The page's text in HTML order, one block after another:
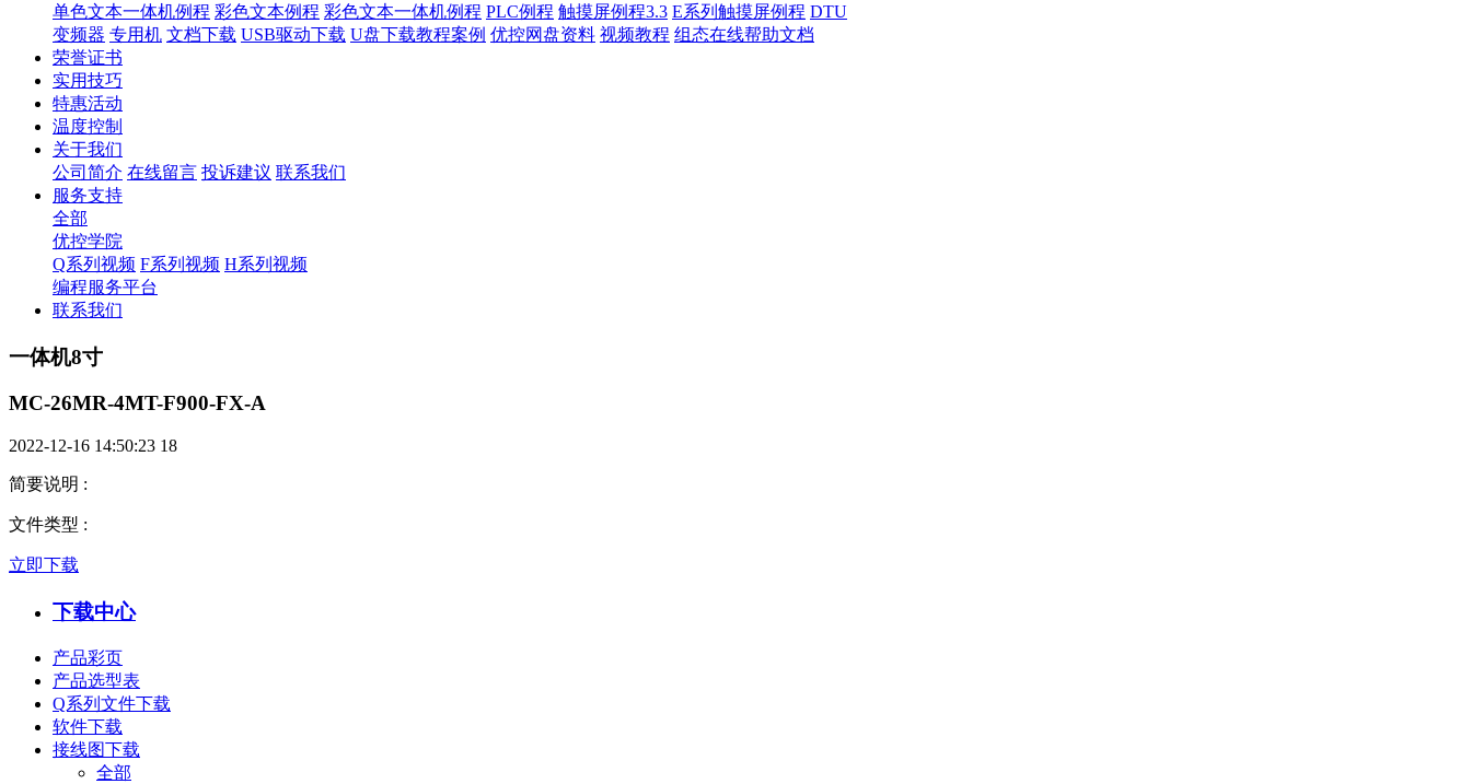
单色文本一体机例程 彩色文本例程 彩色文本一体机例程 PLC例程 触摸屏例程3.3 E系列触摸屏例程 DTU
变频器 专用机 文档下载 USB驱动下载 U盘下载教程案例 优控网盘资料 视频教程 组态在线帮助文档
荣誉证书
实用技巧
特惠活动
温度控制
关于我们
公司简介 在线留言 投诉建议 联系我们
服务支持
全部
优控学院
Q系列视频 F系列视频 H系列视频
编程服务平台
联系我们
一体机8寸
MC-26MR-4MT-F900-FX-A
2022-12-16 14:50:23 18
简要说明 :
文件类型 :
立即下载
下载中心
产品彩页
产品选型表
Q系列文件下载
软件下载
接线图下载
全部